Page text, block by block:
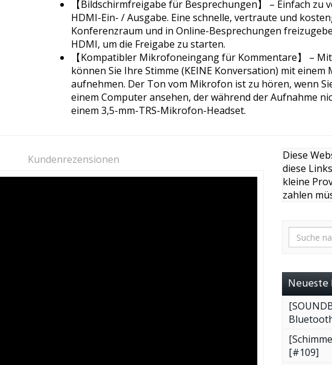
【Bildschirmfreigabe für Besprechungen】 – Einfach
HDMI-Ein- / Ausgabe. Eine schnelle, vertraute und
Konferenzraum und in Online-Besprechungen
HDMI, um die Freigabe zu starten.
【Kompatibler Mikrofoneingang für Kommentare】 –
können Sie Ihre Stimme (KEINE Konversation) mit
aufnehmen. Der Ton vom Mikrofon ist zu hören, wenn
einem Computer ansehen, der während der Aufnahme
einem 3,5-mm-TRS-Mikrofon-Headset.
Kundenrezensionen
Diese
diese
kleine
zahlen
Neueste
[#109]